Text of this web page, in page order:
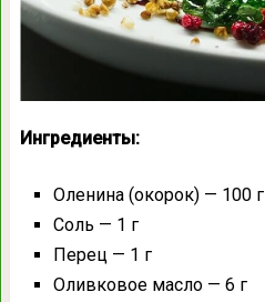
Ингредиенты:
Оленина (окорок) — 100 г
Соль — 1 г
Перец — 1 г
Оливковое масло — 6 г